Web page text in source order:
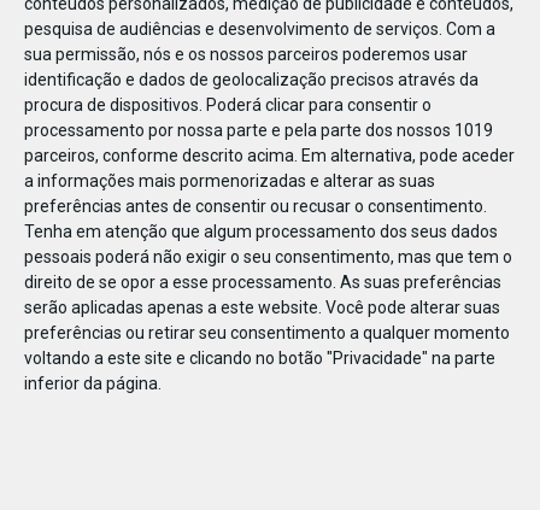
pesquisa de audiências e desenvolvimento de serviços. Com a
sua permissão, nós e os nossos parceiros poderemos usar
identificação e dados de geolocalização precisos através da
procura de dispositivos. Poderá clicar para consentir o
processamento por nossa parte e pela parte dos nossos 1019
parceiros, conforme descrito acima. Em alternativa, pode aceder
a informações mais pormenorizadas e alterar as suas
preferências antes de consentir ou recusar o consentimento.
Tenha em atenção que algum processamento dos seus dados
pessoais poderá não exigir o seu consentimento, mas que tem o
direito de se opor a esse processamento. As suas preferências
serão aplicadas apenas a este website. Você pode alterar suas
preferências ou retirar seu consentimento a qualquer momento
voltando a este site e clicando no botão "Privacidade" na parte
inferior da página.
311622127498488